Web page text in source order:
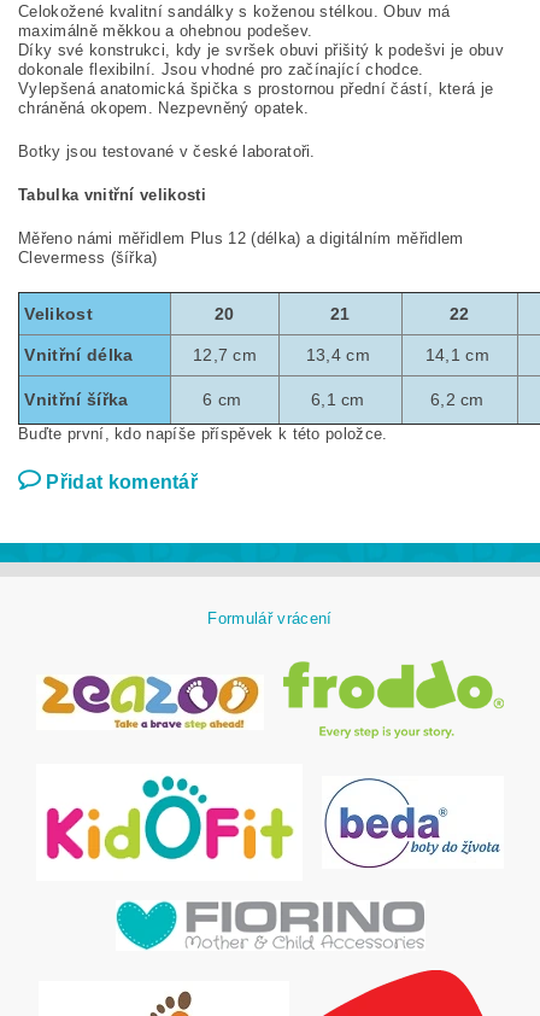
Celokožené kvalitní sandálky s koženou stélkou. Obuv má
maximálně měkkou a ohebnou podešev.
Díky své konstrukci, kdy je svršek obuvi přišitý k podešvi je obuv
dokonale flexibilní. Jsou vhodné pro začínající chodce.
Vylepšená anatomická špička s prostornou přední částí, která je
chráněná okopem. Nezpevněný opatek.
Botky jsou testované v české laboratoři.
Tabulka vnitřní velikosti
Měřeno námi měřidlem Plus 12 (délka) a digitálním měřidlem
Clevermess (šířka)
Velikost 20 21 22
Vnitřní délka 12,7 cm 13,4 cm 14,1 cm
Vnitřní šířka 6 cm 6,1 cm 6,2 cm
Buďte první, kdo napíše příspěvek k této položce.
Přidat komentář
Formulář vrácení